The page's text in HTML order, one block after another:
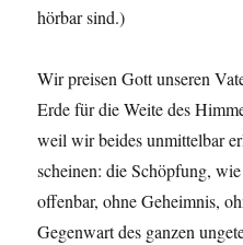
hörbar sind.)
Wir preisen Gott unseren
Erde für die Weite des
weil wir beides unmittelbar
scheinen: die Schöpfung,
offenbar, ohne Geheimnis,
Gegenwart des ganzen